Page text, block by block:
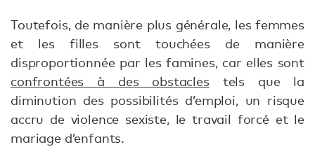
Toutefois, de manière plus générale, les femmes
et les filles sont touchées de manière
disproportionnée par les famines, car elles sont
confrontées à des obstaclestels que la
diminution des possibilités d’emploi, un risque
accru de violence sexiste, le travail forcé et le
mariage d’enfants.